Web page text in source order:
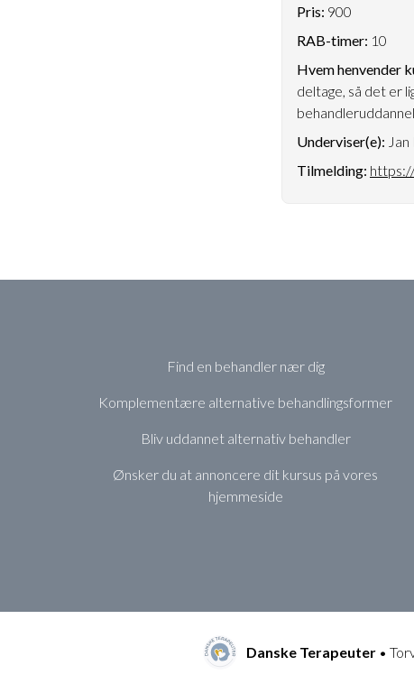
Pris: 900
RAB-timer: 10
Hvem henvender
deltage, så det er
Underviser(e):
Tilmelding:
Find en behandler nær dig
Komplementære alternative behandlingsformer
Bliv uddannet alternativ behandler
Ønsker du at annoncere dit kursus på vores
hjemmeside
Danske Terapeuter •